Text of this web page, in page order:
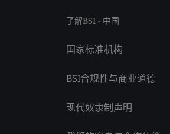
了解BSI - 中国
国家标准机构
BSI合规性与商业道德
现代奴隶制声明